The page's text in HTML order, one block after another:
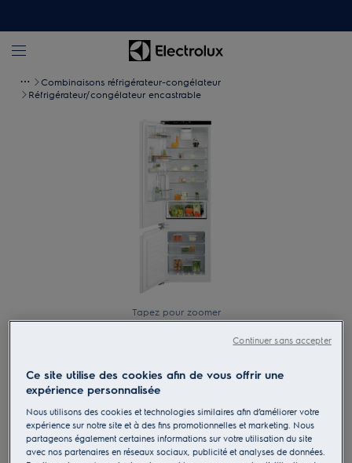
Combinaisons réfrigérateur-congélateur
Réfrigérateur/congélateur encastrable
Tapez pour zoomer
IK305BNL
Combiné réfrigérateur /
congélateur installation de porte
fixe NoFrost 177.7 cm E
Ce site utilise des cookies afin de vous offrir une
expérience personnalisée
Nous utilisons des cookies et technologies similaires afin d’améliorer votre
expérience sur notre site et à des fins promotionnelles et marketing. Nous
partageons également certaines informations sur votre utilisation du site
avec nos partenaires en réseaux sociaux, publicité et analyses de données.
Continuer sans accepter